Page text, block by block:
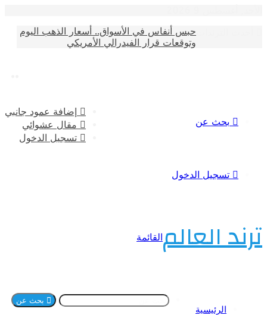
حبس أنفاس في الأسواق.. أسعار الذهب اليوم
وتوقعات قرار الفيدرالي الأمريكي
إضافة عمود جانبي
مقال عشوائي
تسجيل الدخول
بحث عن
تسجيل الدخول
العالمالقائمة
بحث عن